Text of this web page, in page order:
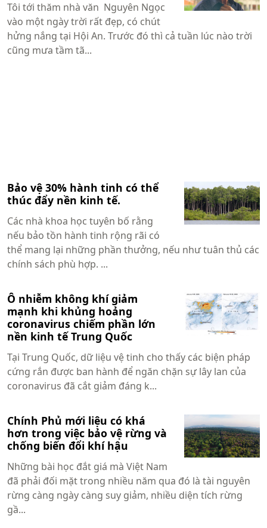
Tôi tới thăm nhà văn Nguyên Ngọc
vào một ngày trời rất đẹp, có chút
hửng nắng tại Hội An. Trước đó thì cả tuần lúc nào trời
cũng mưa tầm tã...
Bảo vệ 30% hành tinh có thể
thúc đẩy nền kinh tế.
Các nhà khoa học tuyên bố rằng
nếu bảo tồn hành tinh rộng rãi có
thể mang lại những phần thưởng, nếu như tuân thủ các
chính sách phù hợp. ...
Ô nhiễm không khí giảm
mạnh khi khủng hoảng
coronavirus chiếm phần lớn
nền kinh tế Trung Quốc
Tại Trung Quốc, dữ liệu vệ tinh cho thấy các biện pháp
cứng rắn được ban hành để ngăn chặn sự lây lan của
coronavirus đã cắt giảm đáng k...
Chính Phủ mới liệu có khá
hơn trong việc bảo vệ rừng và
chống biến đổi khí hậu
Những bài học đắt giá mà Việt Nam
đã phải đối mặt trong nhiều năm qua đó là tài nguyên
rừng càng ngày càng suy giảm, nhiều diện tích rừng
gầ...